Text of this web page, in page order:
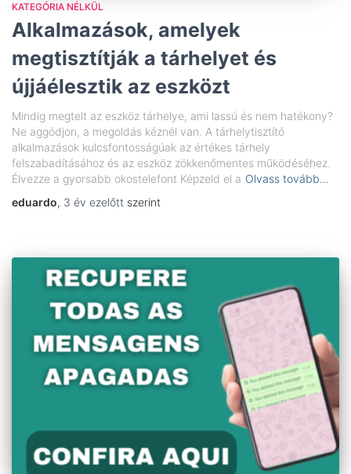
KATEGÓRIA NÉLKÜL
Alkalmazások, amelyek
megtisztítják a tárhelyet és
újjáélesztik az eszközt
Mindig megtelt az eszköz tárhelye, ami lassú és nem hatékony?
Ne aggódjon, a megoldás kéznél van. A tárhelytisztító
alkalmazások kulcsfontosságúak az értékes tárhely
felszabadításához és az eszköz zökkenőmentes működéséhez.
Élvezze a gyorsabb okostelefont Képzeld el a Olvass tovább…
eduardo, 3 év ezelőtt szerint